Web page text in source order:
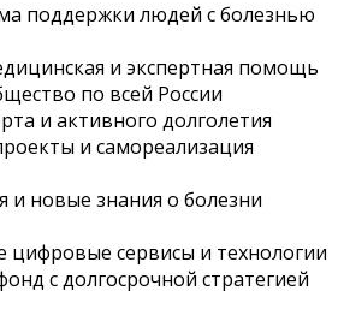
поддержки людей с болезнью
и экспертная помощь
по всей России
и активного долголетия
и самореализация
и новые знания о болезни
сервисы и технологии
с долгосрочной стратегией